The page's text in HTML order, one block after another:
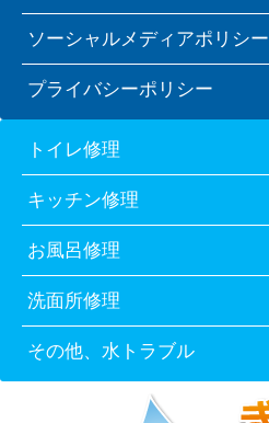
ソーシャルメディアポリシー
プライバシーポリシー
トイレ修理
キッチン修理
お風呂修理
洗面所修理
その他、水トラブル